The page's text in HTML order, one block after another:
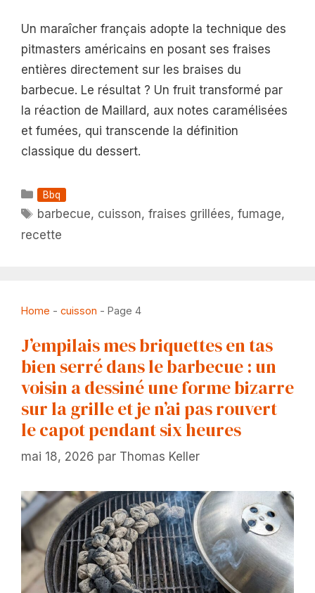
Un maraîcher français adopte la technique des
pitmasters américains en posant ses fraises
entières directement sur les braises du
barbecue. Le résultat ? Un fruit transformé par
la réaction de Maillard, aux notes caramélisées
et fumées, qui transcende la définition
classique du dessert.
Catégories
Bbq
Étiquettes
barbecue, cuisson,fraises grillées,fumage,
recette
Home - cuisson - Page 4
J’empilais mes briquettes en tas
bien serré dans le barbecue : un
voisin a dessiné une forme bizarre
sur la grille et je n’ai pas rouvert
le capot pendant six heures
mai 18, 2026 par Thomas Keller